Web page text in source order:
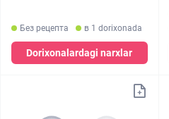
Без рецепта в 1 dorixonada
Dorixonalardagi narxlar